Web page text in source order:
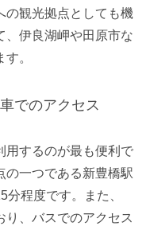
の観光拠点としても機
、伊良湖岬や田原市な
。
でのアクセス
用するのが最も便利で
の一つである新豊橋駅
程度です。また、
り、バスでのアクセス